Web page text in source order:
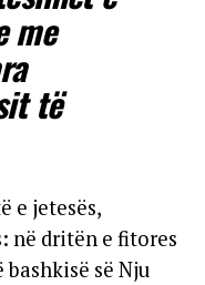
me
të
e jetesës,
në dritën e fitores
së Nju